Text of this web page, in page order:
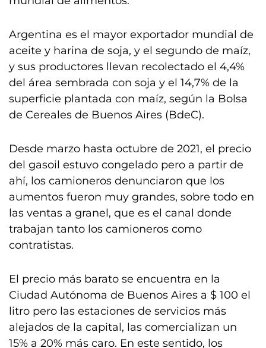
Argentina es el mayor exportador mundial de
aceite y harina de soja, y el segundo de maíz,
y sus productores llevan recolectado el 4,4%
del área sembrada con soja y el 14,7% de la
superficie plantada con maíz, según la Bolsa
de Cereales de Buenos Aires (BdeC).
Desde marzo hasta octubre de 2021, el precio
del gasoil estuvo congelado pero a partir de
ahí, los camioneros denunciaron que los
aumentos fueron muy grandes, sobre todo en
las ventas a granel, que es el canal donde
trabajan tanto los camioneros como
contratistas.
El precio más barato se encuentra en la
Ciudad Autónoma de Buenos Aires a $ 100 el
litro pero las estaciones de servicios más
alejados de la capital, las comercializan un
15% a 20% más caro. En este sentido, los